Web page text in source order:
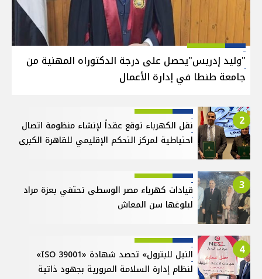
"وليد إدريس"يحصل على درجة الدكتوراه المهنية من
جامعة طنطا في إدارة الأعمال
2
نقل الكهرباء توقع عقداً لإنشاء منظومة اتصال
احتياطية لمركز التحكم الإقليمي للقاهرة الكبرى
3
قيادات كهرباء مصر الوسطى تحتفي بعزة مراد
لبلوغها سن المعاش
4
النيل للبترول» تحصد شهادة «ISO 39001»
لنظام إدارة السلامة المرورية بجهود ذاتية